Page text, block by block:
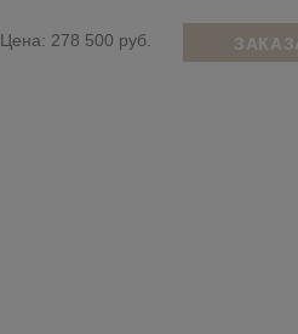
Цена: 278 500 руб.